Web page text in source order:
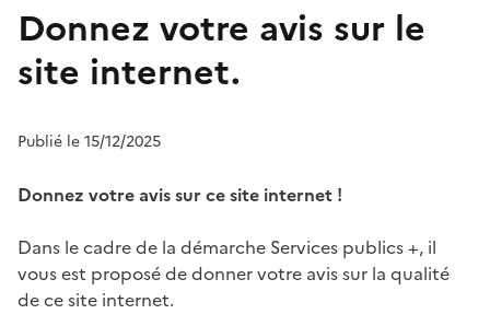
Donnez votre avis sur le
site internet.
Publié le 15/12/2025
Donnez votre avis sur ce site internet !
Dans le cadre de la démarche Services publics +, il
vous est proposé de donner votre avis sur la qualité
de ce site internet.